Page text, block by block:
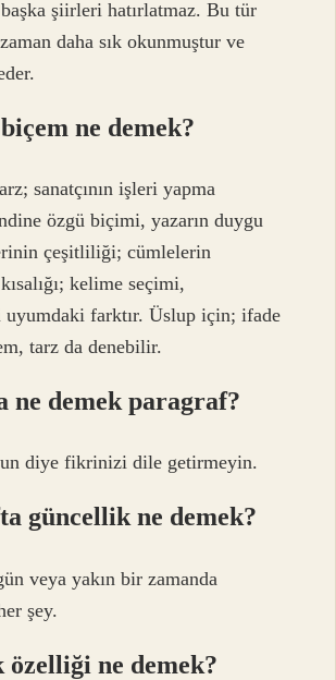
şiirleri hatırlatmaz. Bu tür
daha sık okunmuştur ve
ne demek?
sanatçının işleri yapma
özgü biçimi, yazarın duygu
çeşitliliği; cümlelerin
kelime seçimi,
uyumdaki farktır. Üslup için; ifade
tarz da denebilir.
ne demek paragraf?
diye fikrinizi dile getirmeyin.
güncellik ne demek?
veya yakın bir zamanda
şey.
özelliği ne demek?